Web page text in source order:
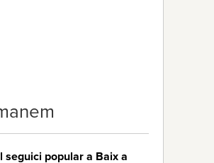
seguici popular a Baix a